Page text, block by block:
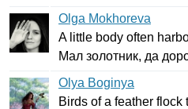
Olga Mokhoreva
A little body often
Мал золотник, да
Olya Boginya
Birds of a feather flock